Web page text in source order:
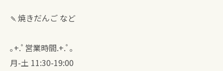
🍡焼きだんご など
｡+.ﾟ営業時間.+.ﾟ｡
月-土 11:30-19:00